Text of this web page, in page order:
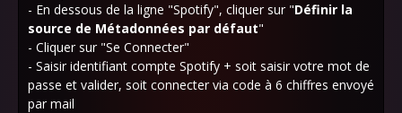
- En dessous de la ligne "Spotify", cliquer sur "Définir la
source de Métadonnées par défaut"
- Cliquer sur "Se Connecter"
- Saisir identifiant compte Spotify + soit saisir votre mot de
passe et valider, soit connecter via code à 6 chiffres envoyé
par mail